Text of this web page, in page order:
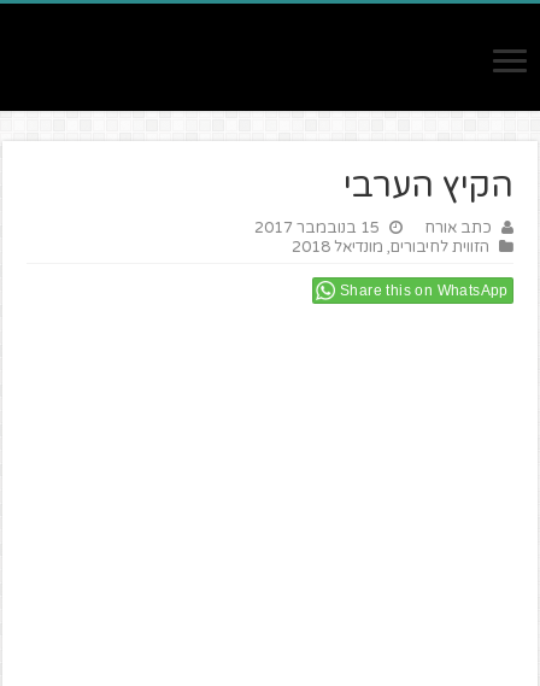
הקיץ הערבי
כתב אורח
15 בנובמבר 2017
הזווית לחיבורים, מונדיאל 2018
Share this on WhatsApp